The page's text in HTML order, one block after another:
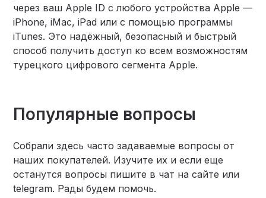
через ваш Apple ID с любого устройства Apple —
iPhone, iMac, iPad или с помощью программы
iTunes. Это надёжный, безопасный и быстрый
способ получить доступ ко всем возможностям
турецкого цифрового сегмента Apple.
Популярные вопросы
Собрали здесь часто задаваемые вопросы от
наших покупателей. Изучите их и если еще
останутся вопросы пишите в чат на сайте или
telegram. Рады будем помочь.